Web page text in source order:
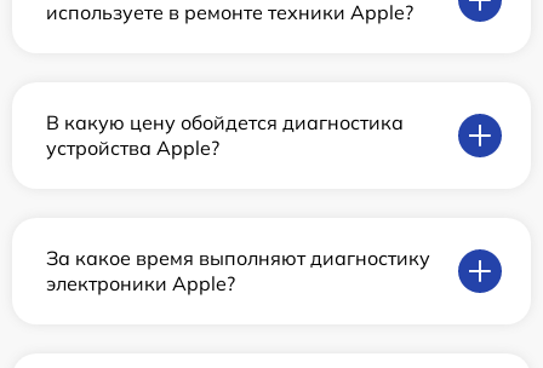
используете в ремонте техники Apple?
В какую цену обойдется диагностика
устройства Apple?
За какое время выполняют диагностику
электроники Apple?